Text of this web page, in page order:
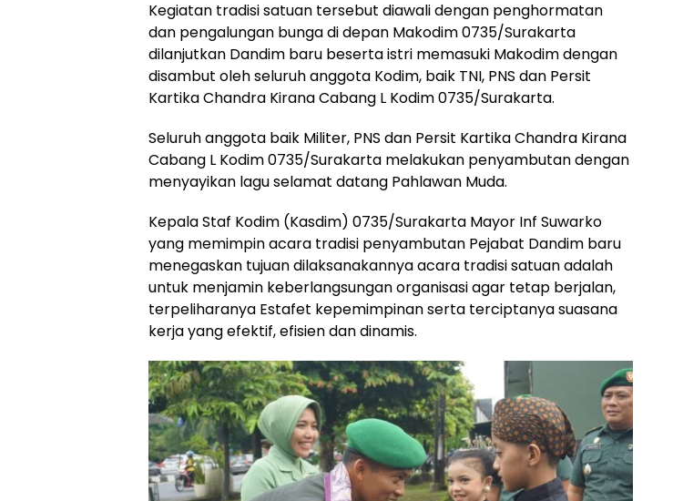
Kegiatan tradisi satuan tersebut diawali dengan penghormatan
dan pengalungan bunga di depan Makodim 0735/Surakarta
dilanjutkan Dandim baru beserta istri memasuki Makodim dengan
disambut oleh seluruh anggota Kodim, baik TNI, PNS dan Persit
Kartika Chandra Kirana Cabang L Kodim 0735/Surakarta.
Seluruh anggota baik Militer, PNS dan Persit Kartika Chandra Kirana
Cabang L Kodim 0735/Surakarta melakukan penyambutan dengan
menyayikan lagu selamat datang Pahlawan Muda.
Kepala Staf Kodim (Kasdim) 0735/Surakarta Mayor Inf Suwarko
yang memimpin acara tradisi penyambutan Pejabat Dandim baru
menegaskan tujuan dilaksanakannya acara tradisi satuan adalah
untuk menjamin keberlangsungan organisasi agar tetap berjalan,
terpeliharanya Estafet kepemimpinan serta terciptanya suasana
kerja yang efektif, efisien dan dinamis.